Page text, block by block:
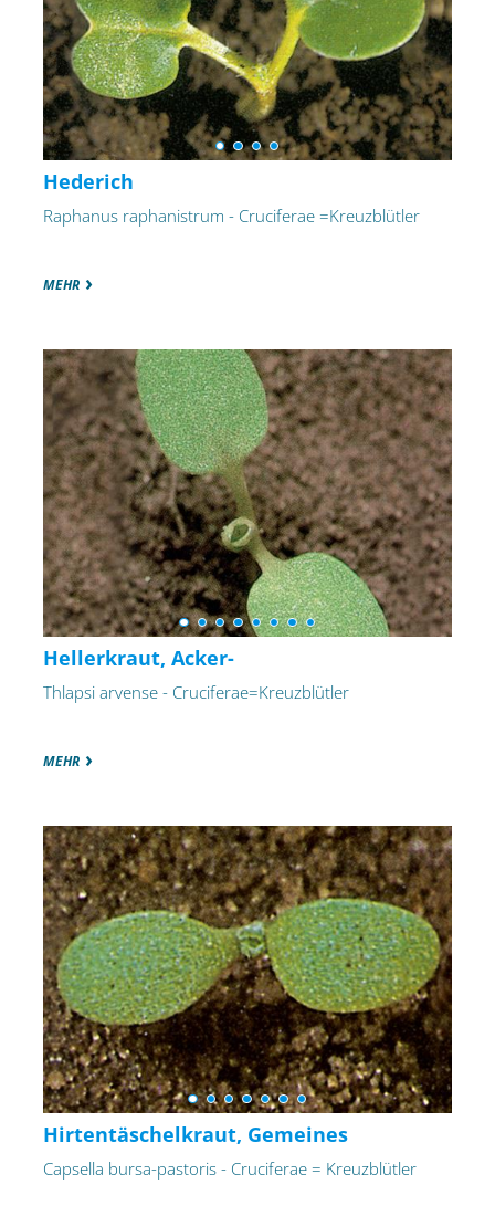
Hederich
Raphanus raphanistrum - Cruciferae =Kreuzblütler
MEHR
Hellerkraut, Acker-
Thlapsi arvense - Cruciferae=Kreuzblütler
MEHR
Hirtentäschelkraut, Gemeines
Capsella bursa-pastoris - Cruciferae = Kreuzblütler